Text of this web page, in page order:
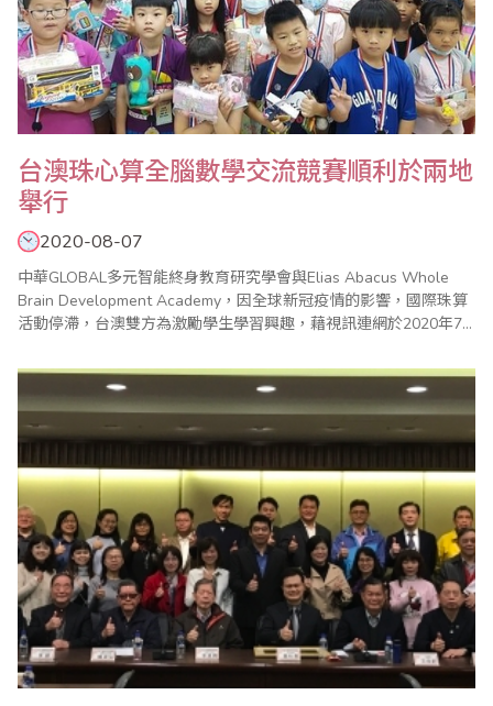
台澳珠心算全腦數學交流競賽順利於兩地
舉行
2020-08-07
中華GLOBAL多元智能終身教育研究學會與Elias Abacus Whole
Brain Development Academy，因全球新冠疫情的影響，國際珠算
活動停滯，台澳雙方為激勵學生學習興趣，藉視訊連網於2020年7
事務繁多，尤其在澳洲，因為禁止群聚的命令遲遲無法解除，比賽
場地問題，遲至比賽前三天才獲得部份解除，方能完成此次..